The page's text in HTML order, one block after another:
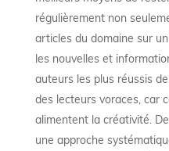
régulièrement non
articles du domaine sur
les nouvelles et
auteurs les plus réussis
des lecteurs voraces, car
alimentent la créativité.
une approche